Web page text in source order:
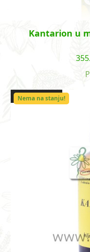
Kantarion u
OUT OF STOCK
Nema na stanju!